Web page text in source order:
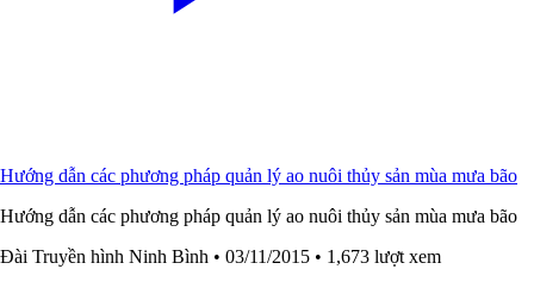
Hướng dẫn các phương pháp quản lý ao nuôi thủy sản mùa mưa bão
Hướng dẫn các phương pháp quản lý ao nuôi thủy sản mùa mưa bão
Đài Truyền hình Ninh Bình • 03/11/2015 • 1,673 lượt xem